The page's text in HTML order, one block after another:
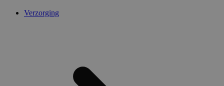
Verzorging